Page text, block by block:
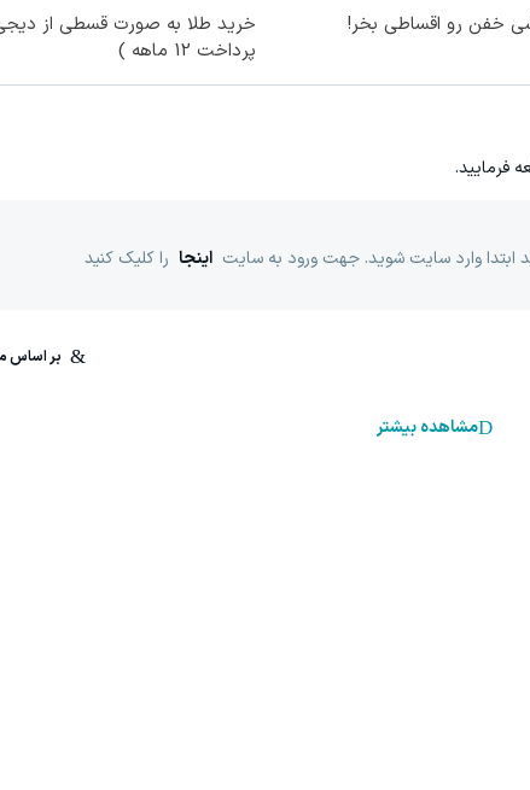
خفن رو اقساطی بخر!
خرید طلا به صورت قسطی از
پرداخت 12 ماهه )
فرمایید.
ابتدا وارد سایت شوید. جهت ورود به سایت اینجا را کلیک کنید
مشاهده بیشتر